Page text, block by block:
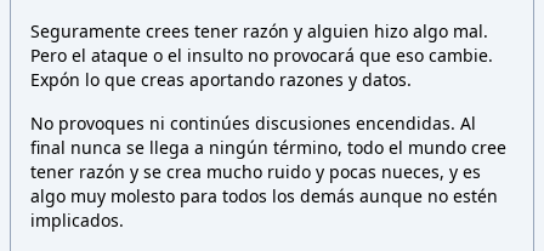
Seguramente crees tener razón y alguien hizo algo mal.
Pero el ataque o el insulto no provocará que eso cambie.
Expón lo que creas aportando razones y datos.
No provoques ni continúes discusiones encendidas. Al
final nunca se llega a ningún término, todo el mundo cree
tener razón y se crea mucho ruido y pocas nueces, y es
algo muy molesto para todos los demás aunque no estén
implicados.